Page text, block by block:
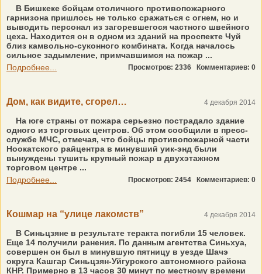
В Бишкеке бойцам столичного противопожарного
гарнизона пришлось не только сражаться с огнем, но и
выводить персонал из загоревшегося частного швейного
цеха. Находится он в одном из зданий на проспекте Чуй
близ камвольно-суконного комбината. Когда началось
сильное задымление, примчавшимся на пожар ...
Подробнее...
Просмотров: 2336 Комментариев: 0
Дом, как видите, сгорел… 4 декабря 2014
На юге страны от пожара серьезно пострадало здание
одного из торговых центров. Об этом сообщили в пресс-
службе МЧС, отмечая, что бойцы противопожарной части
Ноокатского райцентра в минувший уик-энд были
вынуждены тушить крупный пожар в двухэтажном
торговом центре ...
Подробнее...
Просмотров: 2454 Комментариев: 0
Кошмар на “улице лакомств” 4 декабря 2014
В Синьцзяне в результате теракта погибли 15 человек.
Еще 14 получили ранения. По данным агентства Синьхуа,
совершен он был в минувшую пятницу в уезде Шачэ
округа Кашгар Синьцзян-Уйгурского автономного района
КНР. Примерно в 13 часов 30 минут по местному времени